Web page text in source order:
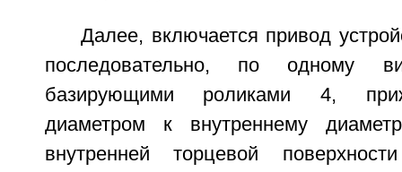
Далее, включается привод
последовательно, по одному
базирующими роликами 4,
диаметром к внутреннему
внутренней торцевой